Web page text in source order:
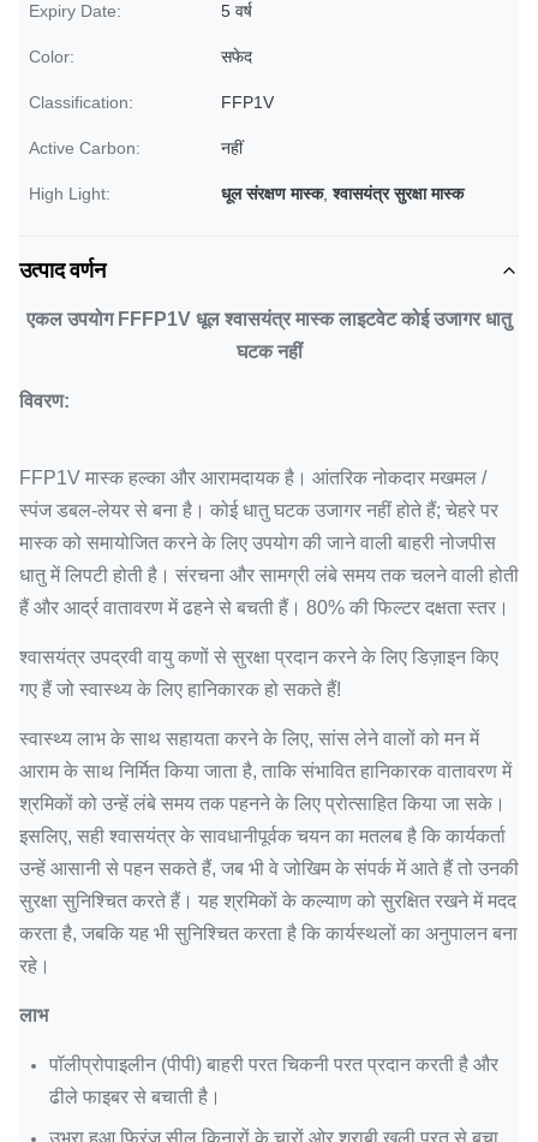
Expiry Date: 5 वर्ष
Color: सफेद
Classification: FFP1V
Active Carbon: नहीं
High Light: धूल संरक्षण मास्क,श्वासयंत्र सुरक्षा मास्क
उत्पाद वर्णन
एकल उपयोग FFFP1V धूल श्वासयंत्र मास्क लाइटवेट कोई उजागर धातु
घटक नहीं
विवरण:
FFP1V मास्क हल्का और आरामदायक है। आंतरिक नोकदार मखमल /
स्पंज डबल-लेयर से बना है। कोई धातु घटक उजागर नहीं होते हैं; चेहरे पर
मास्क को समायोजित करने के लिए उपयोग की जाने वाली बाहरी नोजपीस
धातु में लिपटी होती है। संरचना और सामग्री लंबे समय तक चलने वाली होती
हैं और आर्द्र वातावरण में ढहने से बचती हैं। 80% की फिल्टर दक्षता स्तर।
श्वासयंत्र उपद्रवी वायु कणों से सुरक्षा प्रदान करने के लिए डिज़ाइन किए
गए हैं जो स्वास्थ्य के लिए हानिकारक हो सकते हैं!
स्वास्थ्य लाभ के साथ सहायता करने के लिए, सांस लेने वालों को मन में
आराम के साथ निर्मित किया जाता है, ताकि संभावित हानिकारक वातावरण में
श्रमिकों को उन्हें लंबे समय तक पहनने के लिए प्रोत्साहित किया जा सके।
इसलिए, सही श्वासयंत्र के सावधानीपूर्वक चयन का मतलब है कि कार्यकर्ता
उन्हें आसानी से पहन सकते हैं, जब भी वे जोखिम के संपर्क में आते हैं तो उनकी
सुरक्षा सुनिश्चित करते हैं। यह श्रमिकों के कल्याण को सुरक्षित रखने में मदद
करता है, जबकि यह भी सुनिश्चित करता है कि कार्यस्थलों का अनुपालन बना
रहे।
लाभ
पॉलीप्रोपाइलीन (पीपी) बाहरी परत चिकनी परत प्रदान करती है और
ढीले फाइबर से बचाती है।
उभरा हुआ फ्रिंज सील किनारों के चारों ओर शराबी खुली परत से बचा